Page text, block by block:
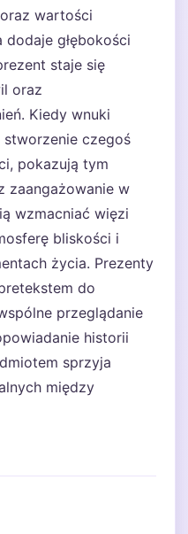
wartości
dodaje głębokości
staje się
oraz
Kiedy wnuki
stworzenie czegoś
pokazują tym
zaangażowanie w
wzmacniać więzi
bliskości i
życia. Prezenty
do
przeglądanie
historii
sprzyja
między